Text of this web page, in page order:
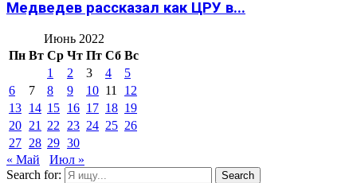
Медведев рассказал как ЦРУ в...
Июнь 2022
Пн Вт Ср Чт Пт Сб Вс
1
2 3 4
5
6
7 8 9 10 11
12
13 14 15 16 17 18 19
20 21 22 23 24 25 26
27 28 29 30
« Май
Июл »
Search for:
Search